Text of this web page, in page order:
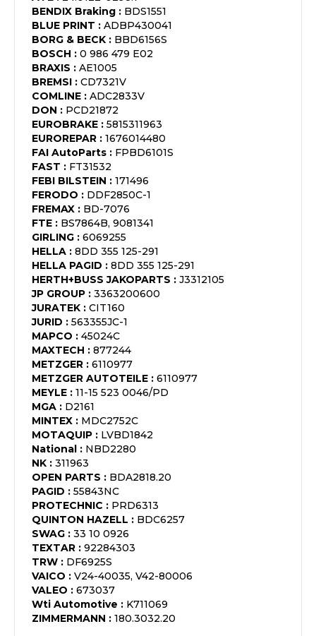
BENDIX Braking : BDS1551
BLUE PRINT : ADBP430041
BORG & BECK : BBD6156S
BOSCH : 0 986 479 E02
BRAXIS : AE1005
BREMSI : CD7321V
COMLINE : ADC2833V
DON : PCD21872
EUROBRAKE : 5815311963
EUROREPAR : 1676014480
FAI AutoParts : FPBD6101S
FAST : FT31532
FEBI BILSTEIN : 171496
FERODO : DDF2850C-1
FREMAX : BD-7076
FTE : BS7864B, 9081341
GIRLING : 6069255
HELLA : 8DD 355 125-291
HELLA PAGID : 8DD 355 125-291
HERTH+BUSS JAKOPARTS : J3312105
JP GROUP : 3363200600
JURATEK : CIT160
JURID : 563355JC-1
MAPCO : 45024C
MAXTECH : 877244
METZGER : 6110977
METZGER AUTOTEILE : 6110977
MEYLE : 11-15 523 0046/PD
MGA : D2161
MINTEX : MDC2752C
MOTAQUIP : LVBD1842
National : NBD2280
NK : 311963
OPEN PARTS : BDA2818.20
PAGID : 55843NC
PROTECHNIC : PRD6313
QUINTON HAZELL : BDC6257
SWAG : 33 10 0926
TEXTAR : 92284303
TRW : DF6925S
VAICO : V24-40035, V42-80006
VALEO : 673037
Wti Automotive : K711069
ZIMMERMANN : 180.3032.20